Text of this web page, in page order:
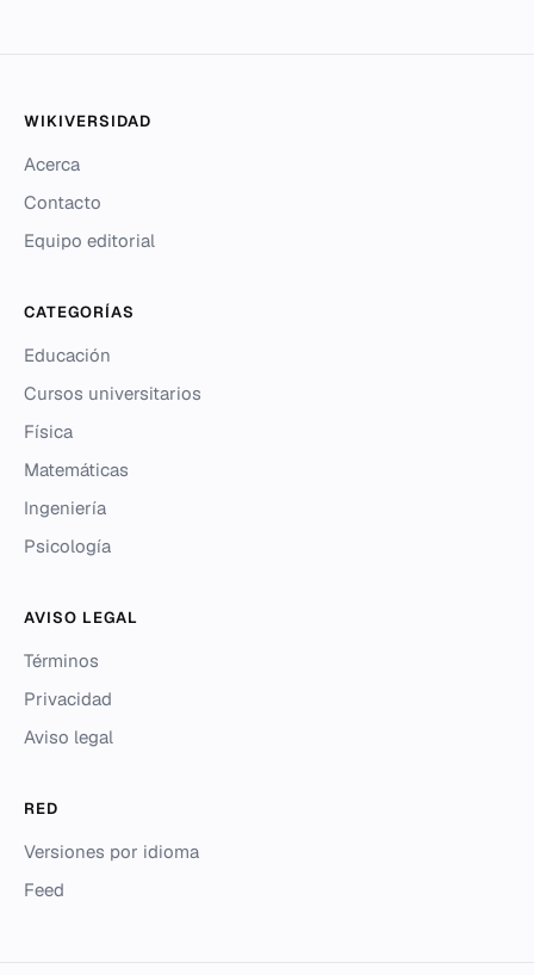
WIKIVERSIDAD
Acerca
Contacto
Equipo editorial
CATEGORÍAS
Educación
Cursos universitarios
Física
Matemáticas
Ingeniería
Psicología
AVISO LEGAL
Términos
Privacidad
Aviso legal
RED
Versiones por idioma
Feed